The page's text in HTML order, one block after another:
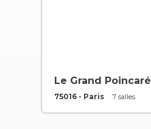
Le Grand Poincaré
75016 - Paris 7 salles